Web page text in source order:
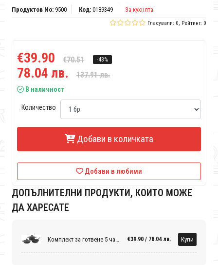
Продуктов No:9500 Код:0189349 За кухнята
Гласували: 0, Рейтинг: 0
€39.90 €70.51 -43%
78.04 лв. 137.91 лв.
В наличност
Количество
Добави в количката
Добави в любими
ДОПЪЛНИТЕЛНИ ПРОДУКТИ, КОИТО МОЖЕ
ДА ХАРЕСАТЕ
€39.90 / 78.04 лв. Купи